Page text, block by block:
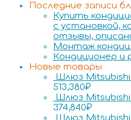
Последние записи
Купить
с установкой,
отзывы,
Монтаж
Кондиционер и
Новые товары
Шлюз Mitsubishi
513,380₽
Шлюз Mitsubishi
374,840₽